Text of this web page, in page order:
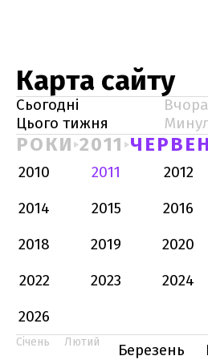
Карта сайту
Сьогодні
Вчора
Цього тижня
РОКИ 2011
2010 2011 2012
2014
2015 2016
2018
2019 2020
2022
2023 2024
2026
Січень Лютий Березень